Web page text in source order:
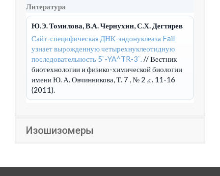
Литература
Ю.Э. Томилова, В.А. Чернухин, С.Х. Дегтярев
Сайт-специфическая ДНК-эндонуклеаза FaiI
узнает вырожденную четырехнуклеотидную
последовательность 5`-YA^TR-3`. // Вестник
биотехнологии и физико-химической биологии
имени Ю. А. Овчинникова, Т. 7 , № 2 ,с. 11-16
(2011).
Изошизомеры